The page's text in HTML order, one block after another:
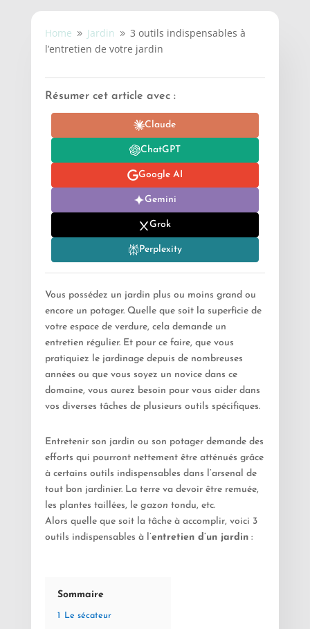
Home 9 Jardin 9 3 outils indispensables à
l’entretien de votre jardin
Résumer cet article avec :
Claude
ChatGPT
Google AI
Gemini
Grok
Perplexity
Vous possédez un jardin plus ou moins grand ou
encore un potager. Quelle que soit la superficie de
votre espace de verdure, cela demande un
entretien régulier. Et pour ce faire, que vous
pratiquiez le jardinage depuis de nombreuses
années ou que vous soyez un novice dans ce
domaine, vous aurez besoin pour vous aider dans
vos diverses tâches de plusieurs outils spécifiques.
Entretenir son jardin ou son potager demande des
efforts qui pourront nettement être atténués grâce
à certains outils indispensables dans l’arsenal de
tout bon jardinier. La terre va devoir être remuée,
les plantes taillées, le gazon tondu, etc.
Alors quelle que soit la tâche à accomplir, voici 3
outils indispensables à l’entretien d’un jardin:
Sommaire
1 Le sécateur